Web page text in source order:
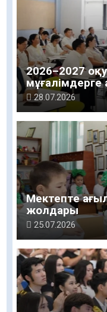
2026–2027
мұғалімдерге
28.07.2026
Мектепте
жолдары
25.07.2026